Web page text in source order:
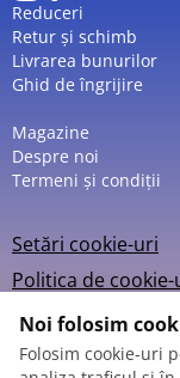
Reduceri
Retur și schimb
Livrarea bunurilor
Ghid de îngrijire
Magazine
Despre noi
Termeni și condiții
Setări cookie-uri
Politica de
Noi folosim
Folosim cookie-uri